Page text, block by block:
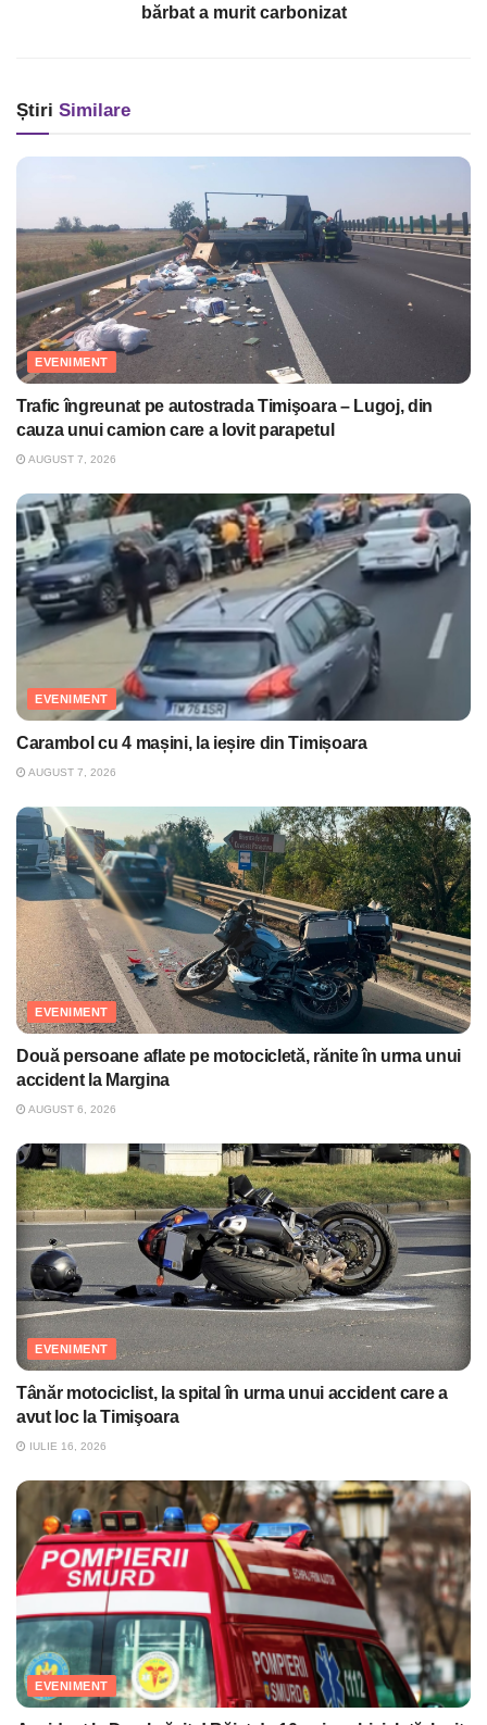
bărbat a murit carbonizat
Știri Similare
EVENIMENT
Trafic îngreunat pe autostrada Timişoara – Lugoj, din
cauza unui camion care a lovit parapetul
AUGUST 7, 2026
EVENIMENT
Carambol cu 4 mașini, la ieșire din Timișoara
AUGUST 7, 2026
EVENIMENT
Două persoane aflate pe motocicletă, rănite în urma unui
accident la Margina
AUGUST 6, 2026
EVENIMENT
Tânăr motociclist, la spital în urma unui accident care a
avut loc la Timişoara
IULIE 16, 2026
EVENIMENT